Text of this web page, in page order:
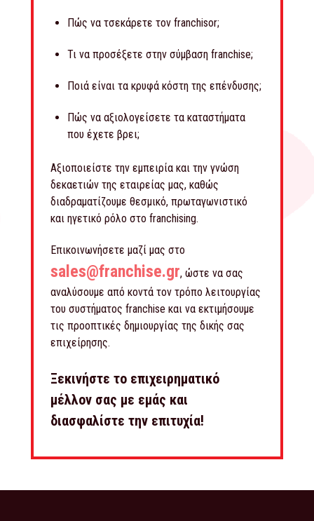
Πώς να τσεκάρετε τον franchisor;
Τι να προσέξετε στην σύμβαση franchise;
Ποιά είναι τα κρυφά κόστη της επένδυσης;
Πώς να αξιολογείσετε τα καταστήματα
που έχετε βρει;
Αξιοποιείστε την εμπειρία και την γνώση
δεκαετιών της εταιρείας μας, καθώς
διαδραματίζουμε θεσμικό, πρωταγωνιστικό
και ηγετικό ρόλο στο franchising.
Επικοινωνήσετε μαζί μας στο
sales@franchise.gr, ώστε να σας
αναλύσουμε από κοντά τον τρόπο λειτουργίας
του συστήματος franchise και να εκτιμήσουμε
τις προοπτικές δημιουργίας της δικής σας
επιχείρησης.
Ξεκινήστε το επιχειρηματικό
μέλλον σας με εμάς και
διασφαλίστε την επιτυχία!